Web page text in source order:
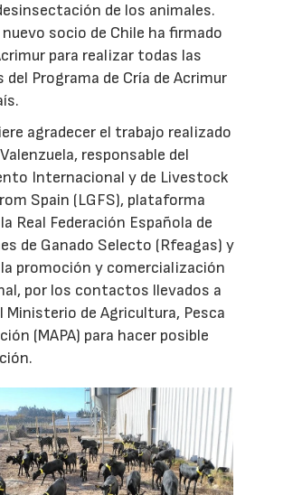
de los animales.
nuevo socio de Chile ha firmado
para realizar todas las
del Programa de Cría de Acrimur
agradecer el trabajo realizado
responsable del
Internacional y de Livestock
Spain (LGFS), plataforma
Real Federación Española de
de Ganado Selecto (Rfeagas) y
la promoción y comercialización
por los contactos llevados a
Ministerio de Agricultura, Pesca
(MAPA) para hacer posible